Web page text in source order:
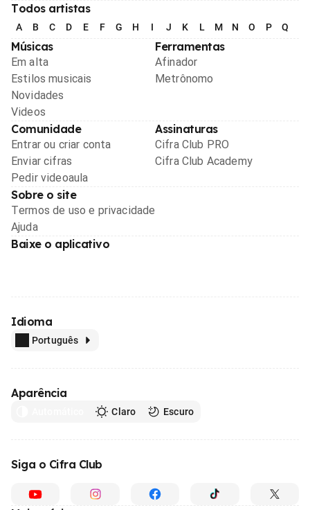
Todos artistas
A B C D E F G H I J K L M N O P Q
Músicas
Em alta
Estilos musicais
Novidades
Videos
Ferramentas
Afinador
Metrônomo
Comunidade
Entrar ou criar conta
Enviar cifras
Pedir videoaula
Assinaturas
Cifra Club PRO
Cifra Club Academy
Sobre o site
Termos de uso e privacidade
Ajuda
Baixe o aplicativo
Idioma
Português
Aparência
Claro Escuro
Siga o Cifra Club